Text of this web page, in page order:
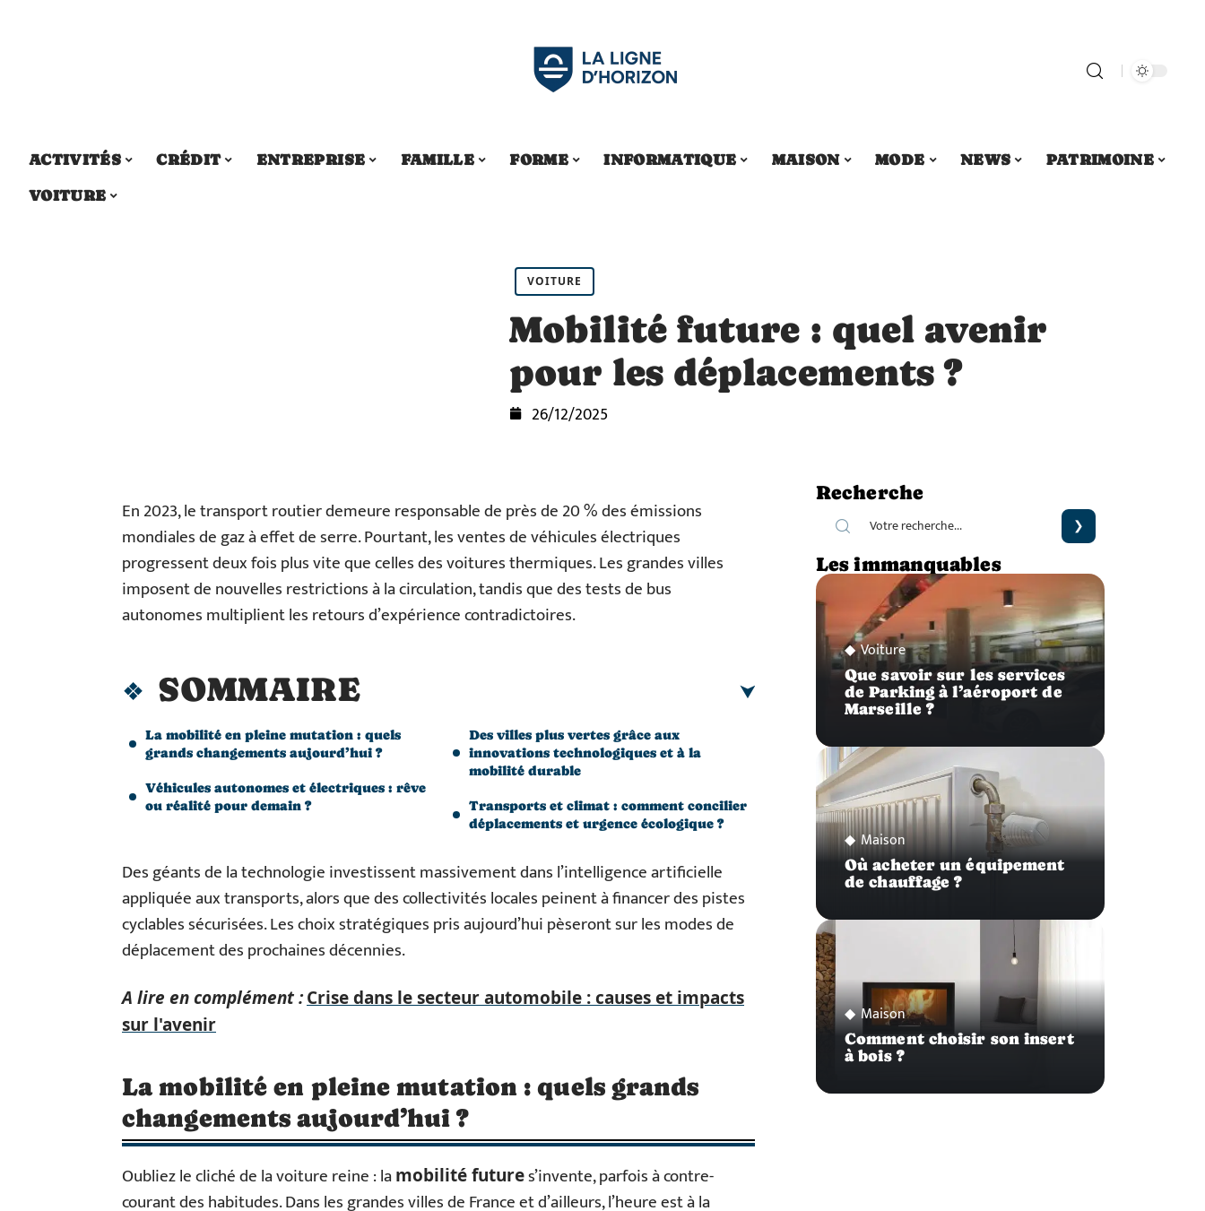
ACTIVITÉS CRÉDIT ENTREPRISE FAMILLE FORME INFORMATIQUE MAISON MODE NEWS
PATRIMOINE
VOITURE
VOITURE
Mobilité future : quel avenir
pour les déplacements ?
26/12/2025
En 2023, le transport routier demeure responsable de près de 20 % des émissions
mondiales de gaz à effet de serre. Pourtant, les ventes de véhicules électriques
progressent deux fois plus vite que celles des voitures thermiques. Les grandes villes
imposent de nouvelles restrictions à la circulation, tandis que des tests de bus
autonomes multiplient les retours d’expérience contradictoires.
SOMMAIRE
La mobilité en pleine mutation : quels
grands changements aujourd’hui ?
Véhicules autonomes et électriques : rêve
ou réalité pour demain ?
Des villes plus vertes grâce aux
innovations technologiques et à la
mobilité durable
Transports et climat : comment concilier
déplacements et urgence écologique ?
Des géants de la technologie investissent massivement dans l’intelligence artificielle
appliquée aux transports, alors que des collectivités locales peinent à financer des pistes
cyclables sécurisées. Les choix stratégiques pris aujourd’hui pèseront sur les modes de
déplacement des prochaines décennies.
A lire en complément :Crise dans le secteur automobile : causes et impacts
sur l'avenir
La mobilité en pleine mutation : quels grands
changements aujourd’hui ?
Oubliez le cliché de la voiture reine : lamobilité futures’invente, parfois à contre-
courant des habitudes. Dans les grandes villes de France et d’ailleurs, l’heure est à la
Recherche
Les immanquables
Voiture
Que savoir sur les services
de Parking à l’aéroport de
Marseille ?
Maison
Où acheter un équipement
de chauffage ?
Maison
Comment choisir son insert
à bois ?